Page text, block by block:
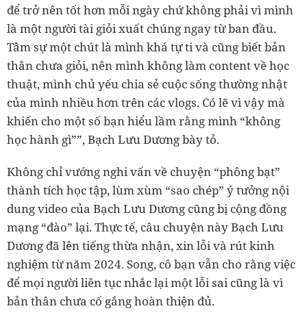
để trở nên tốt hơn mỗi ngày chứ không phải vì mình
là một người tài giỏi xuất chúng ngay từ ban đầu.
Tâm sự một chút là mình khá tự ti và cũng biết bản
thân chưa giỏi, nên mình không làm content về học
thuật, mình chủ yếu chia sẻ cuộc sống thường nhật
của mình nhiều hơn trên các vlogs. Có lẽ vì vậy mà
khiến cho một số bạn hiểu lầm rằng mình “không
học hành gì””, Bạch Lưu Dương bày tỏ.
Không chỉ vướng nghi vấn về chuyện “phông bạt”
thành tích học tập, lùm xùm “sao chép” ý tưởng nội
dung video của Bạch Lưu Dương cũng bị cộng đồng
mạng “đào” lại. Thực tế, câu chuyện này Bạch Lưu
Dương đã lên tiếng thừa nhận, xin lỗi và rút kinh
nghiệm từ năm 2024. Song, cô bạn vẫn cho rằng việc
để mọi người liên tục nhắc lại một lỗi sai cũng là vì
bản thân chưa cố gắng hoàn thiện đủ.